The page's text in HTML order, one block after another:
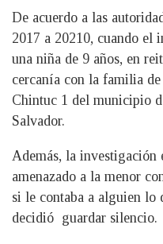
De acuerdo a las
2017 a 20210, cuando el
una niña de 9 años, en
cercanía con la familia
Chintuc 1 del municipio
Salvador.
Además, la investigación
amenazado a la menor
si le contaba a alguien lo
decidió guardar silencio.